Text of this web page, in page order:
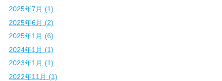
2025年7月 (1)
2025年6月 (2)
2025年1月 (6)
2024年1月 (1)
2023年1月 (1)
2022年11月 (1)